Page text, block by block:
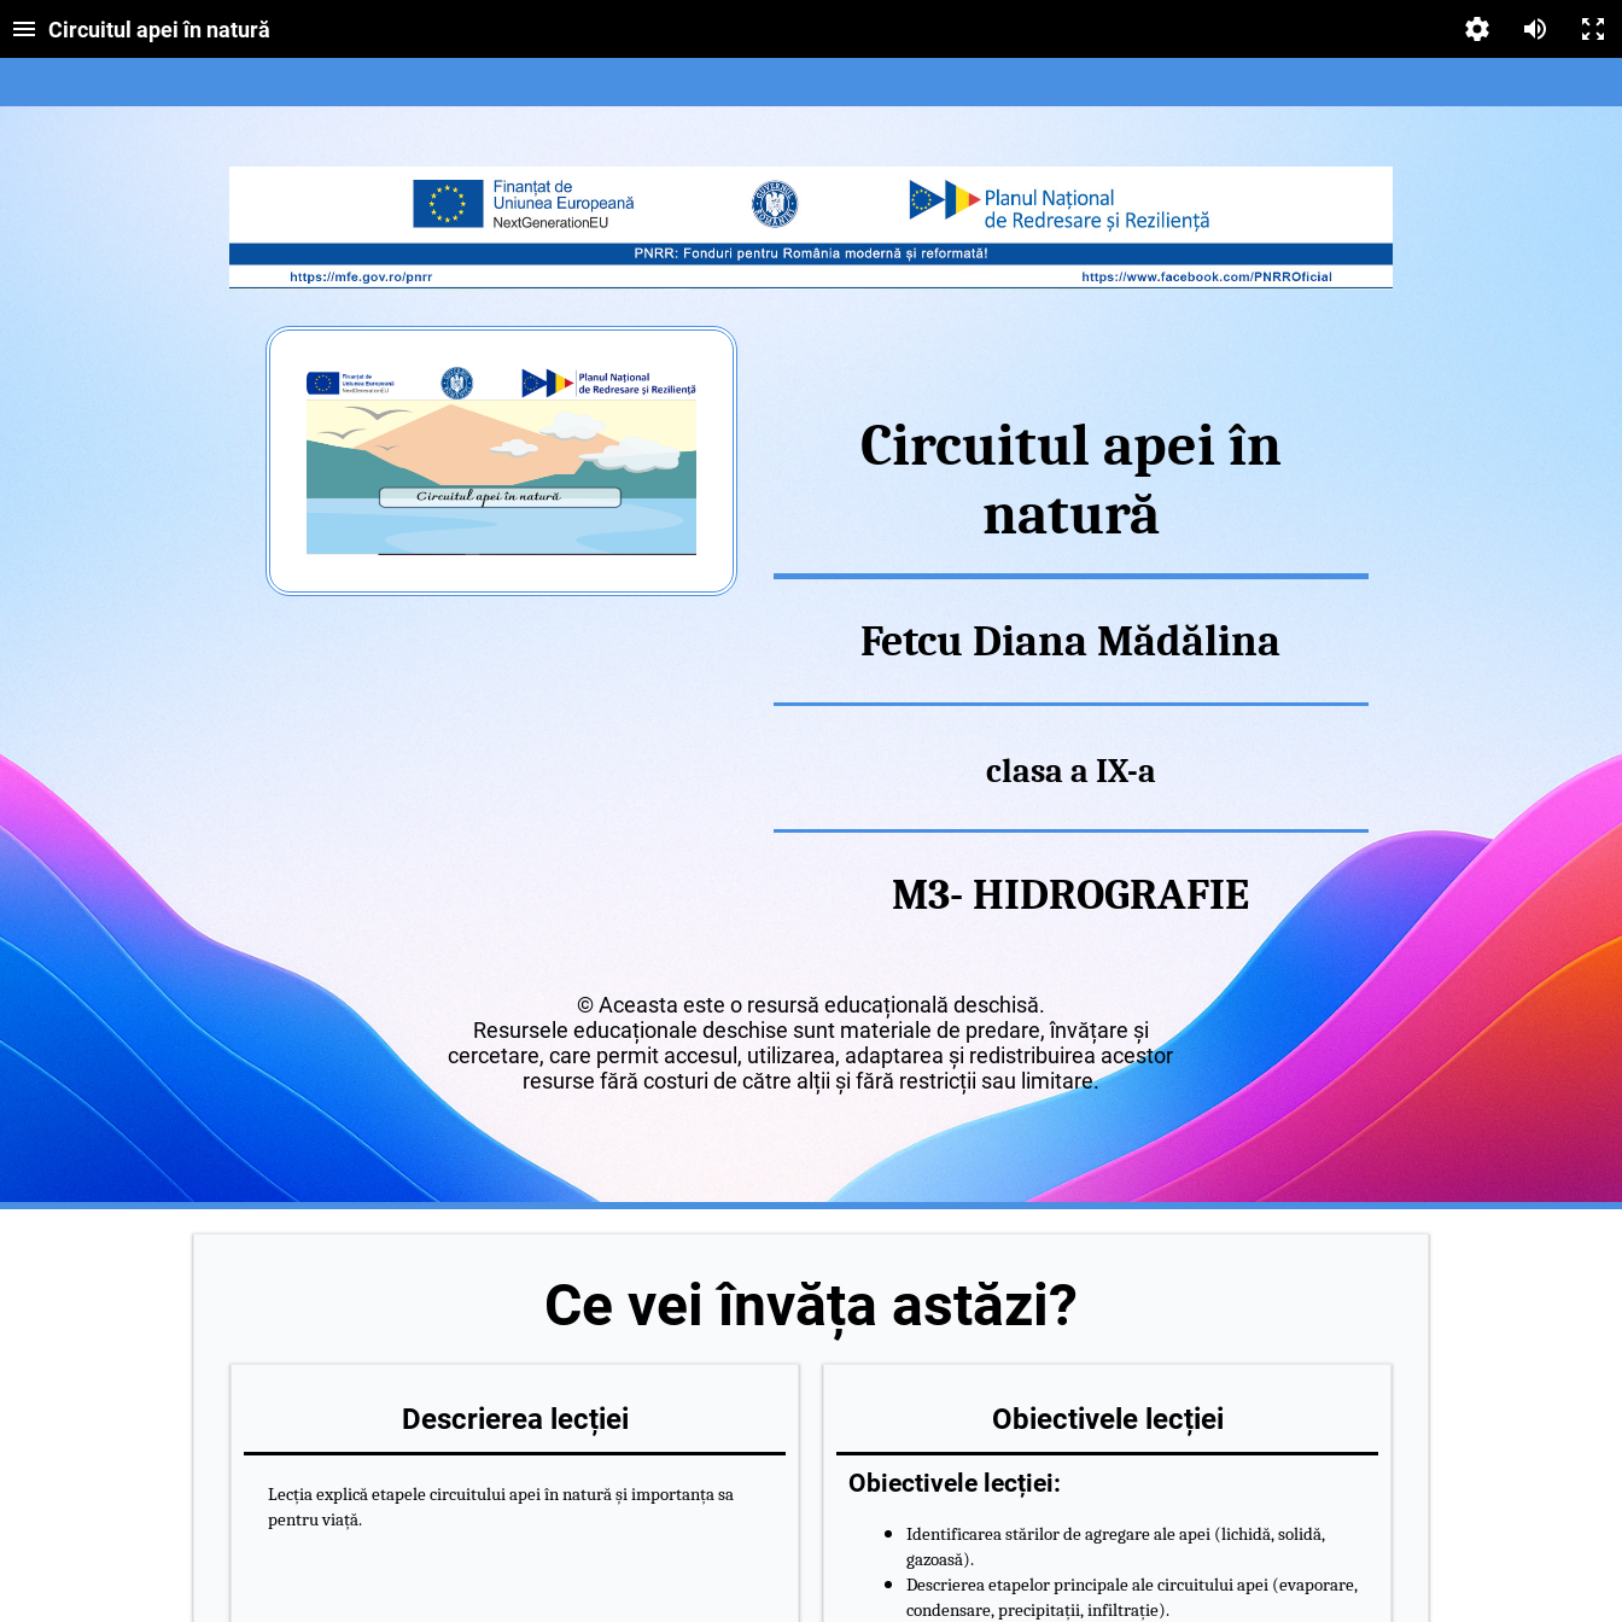
Circuitul apei în natură
Circuitul apei în
natură
Fetcu Diana Mădălina
clasa a IX-a
M3- HIDROGRAFIE
© Aceasta este o resursă educațională deschisă.
Resursele educaționale deschise sunt materiale de predare, învățare și
cercetare, care permit accesul, utilizarea, adaptarea și redistribuirea acestor
resurse fără costuri de către alții și fără restricții sau limitare.
Ce vei învăța astăzi?
Descrierea lecției
Lecția explică etapele circuitului apei în natură și importanța sa
pentru viață.
Obiectivele lecției
Obiectivele lecției:
Identificarea stărilor de agregare ale apei (lichidă, solidă,
gazoasă).
Descrierea etapelor principale ale circuitului apei (evaporare,
condensare, precipitații, infiltrație).